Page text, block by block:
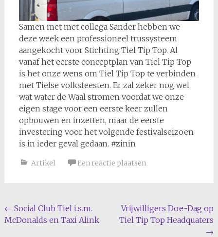
Samen met met collega Sander hebben we
deze week een professioneel trussysteem
aangekocht voor Stichting Tiel Tip Top. Al
vanaf het eerste conceptplan van Tiel Tip Top
is het onze wens om Tiel Tip Top te verbinden
met Tielse volksfeesten. Er zal zeker nog wel
wat water de Waal stromen voordat we onze
eigen stage voor een eerste keer zullen
opbouwen en inzetten, maar de eerste
investering voor het volgende festivalseizoen
is in ieder geval gedaan. #zinin
Artikel Een reactie plaatsen
Bericht
navigatie
← Social Club Tiel i.s.m.
McDonalds en Taxi Alink
Vrijwilligers Doe-Dag op
Tiel Tip Top Headquaters
→